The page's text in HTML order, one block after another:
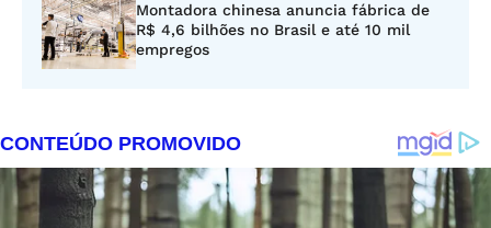
Montadora chinesa anuncia fábrica de
R$ 4,6 bilhões no Brasil e até 10 mil
empregos